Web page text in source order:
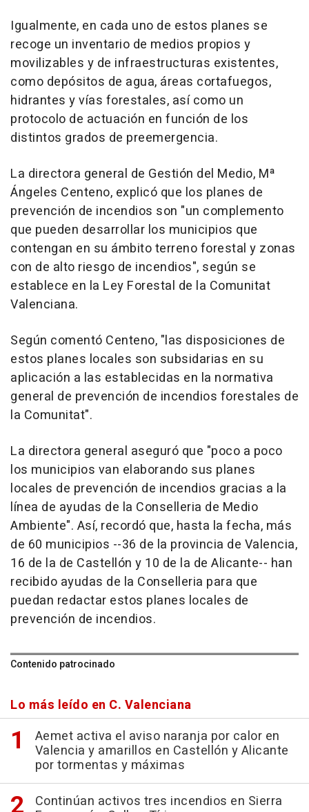
Igualmente, en cada uno de estos planes se
recoge un inventario de medios propios y
movilizables y de infraestructuras existentes,
como depósitos de agua, áreas cortafuegos,
hidrantes y vías forestales, así como un
protocolo de actuación en función de los
distintos grados de preemergencia.
La directora general de Gestión del Medio, Mª
Ángeles Centeno, explicó que los planes de
prevención de incendios son "un complemento
que pueden desarrollar los municipios que
contengan en su ámbito terreno forestal y zonas
con de alto riesgo de incendios", según se
establece en la Ley Forestal de la Comunitat
Valenciana.
Según comentó Centeno, "las disposiciones de
estos planes locales son subsidarias en su
aplicación a las establecidas en la normativa
general de prevención de incendios forestales de
la Comunitat".
La directora general aseguró que "poco a poco
los municipios van elaborando sus planes
locales de prevención de incendios gracias a la
línea de ayudas de la Conselleria de Medio
Ambiente". Así, recordó que, hasta la fecha, más
de 60 municipios --36 de la provincia de Valencia,
16 de la de Castellón y 10 de la de Alicante-- han
recibido ayudas de la Conselleria para que
puedan redactar estos planes locales de
prevención de incendios.
Contenido patrocinado
Lo más leído en C. Valenciana
Aemet activa el aviso naranja por calor en
Valencia y amarillos en Castellón y Alicante
por tormentas y máximas
Continúan activos tres incendios en Sierra